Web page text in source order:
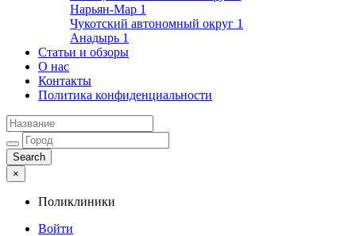
Нарьян-Мар 1
Чукотский автономный округ 1
Анадырь 1
Статьи и обзоры
О нас
Контакты
Политика конфиденциальности
×
Поликлиники
Войти